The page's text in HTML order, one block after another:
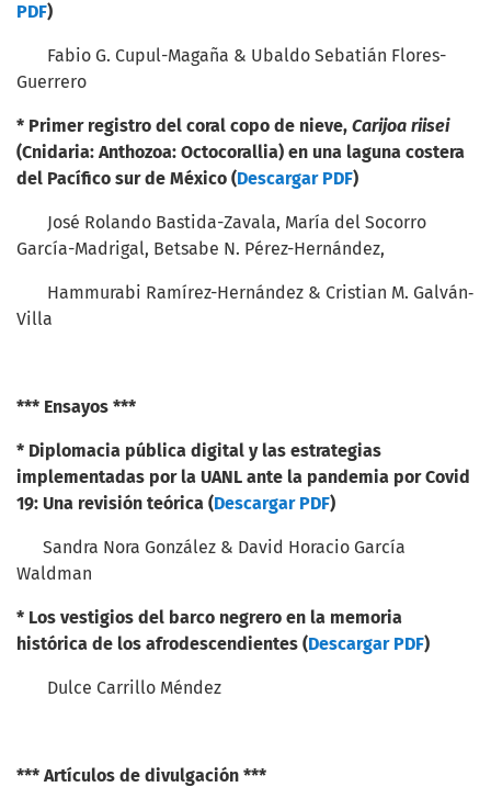
PDF)
Fabio G. Cupul-Magaña & Ubaldo Sebatián Flores-
Guerrero
* Primer registro del coral copo de nieve, Carijoa riisei
(Cnidaria: Anthozoa: Octocorallia) en una laguna costera
del Pacífico sur de México (Descargar PDF)
José Rolando Bastida-Zavala, María del Socorro
García-Madrigal, Betsabe N. Pérez-Hernández,
Hammurabi Ramírez-Hernández & Cristian M. Galván‐
Villa
*** Ensayos ***
* Diplomacia pública digital y las estrategias
implementadas por la UANL ante la pandemia porCovid
19: Una revisión teórica (Descargar PDF)
Sandra Nora González & David Horacio García
Waldman
* Los vestigios del barco negrero en la memoria
histórica de los afrodescendientes (Descargar PDF)
Dulce Carrillo Méndez
*** Artículos de divulgación ***